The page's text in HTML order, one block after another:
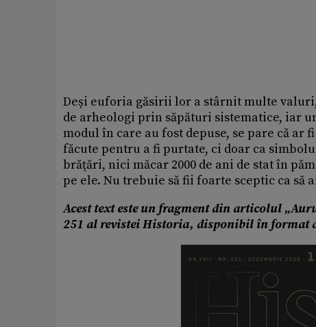
Deși euforia găsirii lor a stârnit multe
de arheologi prin săpături sistematice, iar
modul în care au fost depuse, se pare că
făcute pentru a fi purtate, ci doar ca
brăţări, nici măcar 2000 de ani de stat în
pe ele. Nu trebuie să fii foarte sceptic ca să
Acest text este un fragment din articolul
251 al revistei Historia, disponibil în format